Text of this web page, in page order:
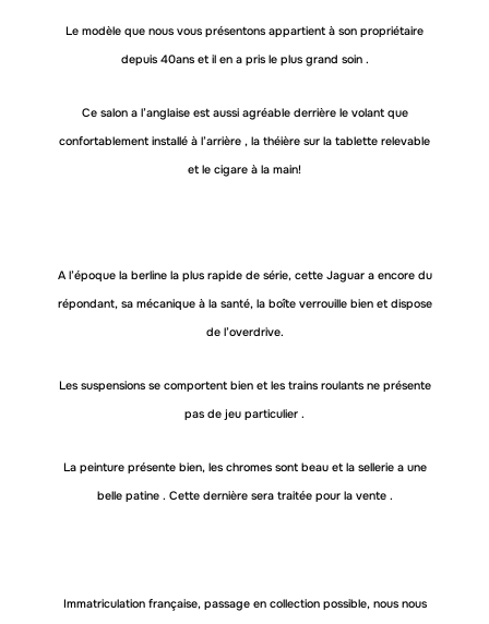
Le modèle que nous vous présentons appartient à son propriétaire
depuis 40ans et il en a pris le plus grand soin .
Ce salon a l’anglaise est aussi agréable derrière le volant que
confortablement installé à l’arrière , la théière sur la tablette relevable
et le cigare à la main!
A l’époque la berline la plus rapide de série, cette Jaguar a encore du
répondant, sa mécanique à la santé, la boîte verrouille bien et dispose
de l’overdrive.
Les suspensions se comportent bien et les trains roulants ne présente
pas de jeu particulier .
La peinture présente bien, les chromes sont beau et la sellerie a une
belle patine . Cette dernière sera traitée pour la vente .
Immatriculation française, passage en collection possible, nous nous